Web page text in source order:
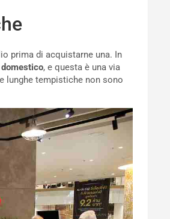
prima di acquistarne una. In
, e questa è una via
lunghe tempistiche non sono